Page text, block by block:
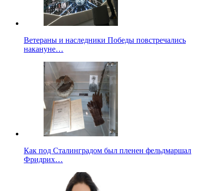
Ветераны и наследники Победы повстречались
накануне…
Как под Сталинградом был пленен фельдмаршал
Фридрих…